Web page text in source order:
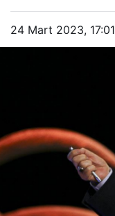
24 Mart 2023, 17:01